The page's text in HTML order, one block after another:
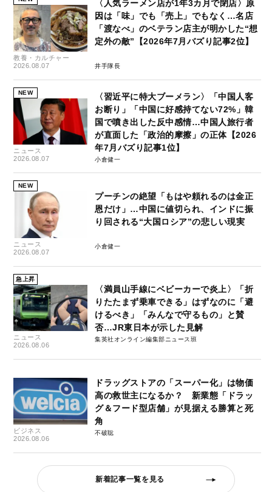
教養・カルチャー
2026.08.07
〈人気ラーメン店が1年3カ月で閉店〉原
因は「味」でも「売上」でもなく…名店
「渡なべ」のベテラン店主が明かした“想
定外の敵”【2026年7月バズり記事2位】
井手隊長
NEW
ニュース
2026.08.07
〈習近平に特大ブーメラン〉「中国人客
お断り」「中国に好感持てない72%」韓
国で噴き出した反中感情…中国人旅行者
が直面した「政治的摩擦」の正体【2026
年7月バズり記事1位】
小倉健一
NEW
ニュース
2026.08.07
プーチンの絶望「もはや頼れるのは金正
恩だけ」…中国に値切られ、インドに振
り回される“大国ロシア”の悲しい現実
小倉健一
急上昇
ニュース
2026.08.06
〈満員山手線にベビーカーで炎上〉「折
りたたまず乗車できる」はずなのに「避
けるべき」「みんなで守るもの」と賛
否…JR東日本が示した見解
集英社オンライン編集部ニュース班
ビジネス
2026.08.06
ドラッグストアの「スーパー化」は物価
高の救世主になるか？ 新業態「ドラッ
グ＆フード型店舗」が見据える勝算と死
角
不破聡
新着記事一覧を見る